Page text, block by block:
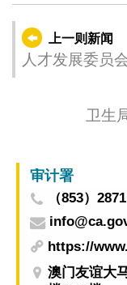
上一则新闻
人才发展委员
卫生
审计署
（853）
https://
澳门友谊大